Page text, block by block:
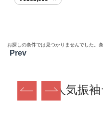
お探しの条件では見つかりませんでした。
Prev
人気振